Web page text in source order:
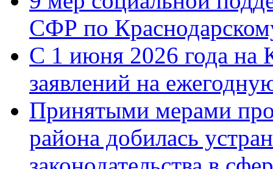
СФР по
С 1 июня 2026 года на
заявлений на
Принятыми мерами
района добилась